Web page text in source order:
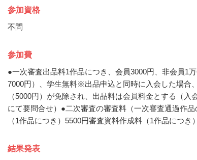
参加資格
不問
参加費
●一次審査出品料1作品につき、会員3000円、非会員1
7000円）、学生無料※出品申込と同時に入会した場合
（5000円）が免除され、出品料は会員料金とする（入
にて要問合せ）●二次審査の審査料（一次審査通過作
（1作品につき）5500円審査資料作成料（1作品につ
結果発表